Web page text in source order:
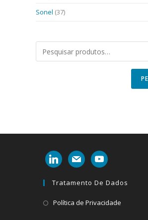
Sonel (37)
linkedinmail youtube
Tratamento De Dados
Política de Privacidade